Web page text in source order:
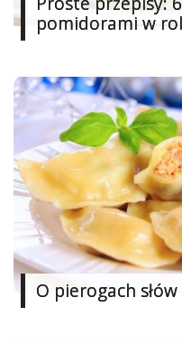
Porady
Strefa
Blogerek
Konkursy
Recenzje
Studniówka
Dodaj
«
Dodaj
Najlepsze
pomidorami w
O pierogach